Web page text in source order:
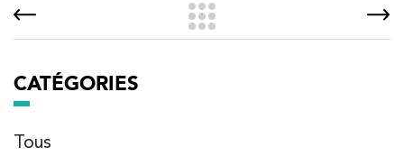
CATÉGORIES
Tous